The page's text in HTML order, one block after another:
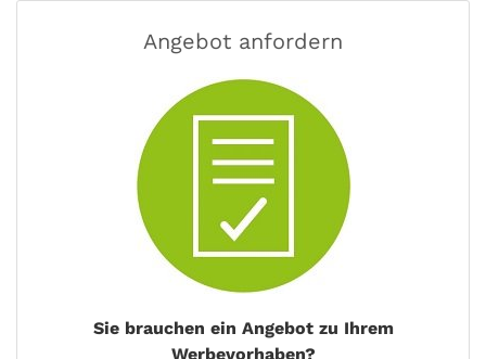
Angebot anfordern
Sie brauchen ein Angebot zu Ihrem
Werbevorhaben?